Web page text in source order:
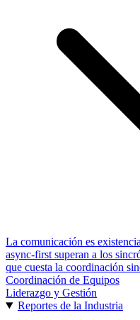
La comunicación es
async-first superan a los
que cuesta la coordinación
Coordinación de Equipos
Liderazgo y Gestión
Reportes de la Industria